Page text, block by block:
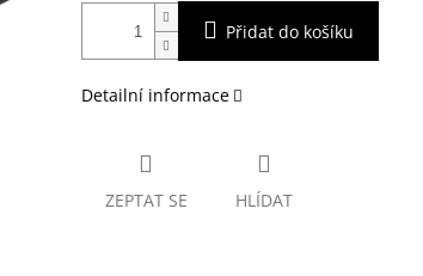
Přidat do košíku
Detailní informace
ZEPTAT SE HLÍDAT